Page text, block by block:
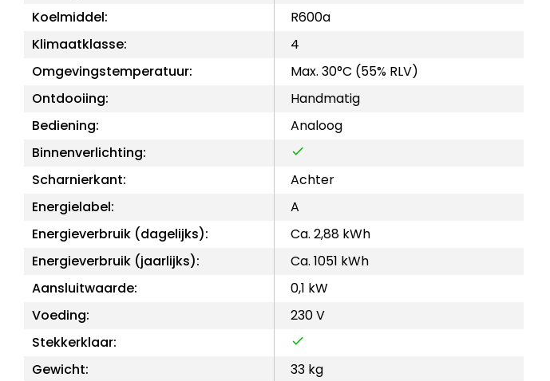
Koelmiddel:
R600a
Klimaatklasse:
4
Omgevingstemperatuur:
Max. 30°C (55% RLV)
Ontdooiing:
Handmatig
Bediening:
Analoog
Binnenverlichting:
Scharnierkant:
Achter
Energielabel:
A
Energieverbruik (dagelijks):
Ca. 2,88 kWh
Energieverbruik (jaarlijks):
Ca. 1051 kWh
Aansluitwaarde:
0,1 kW
Voeding:
230 V
Stekkerklaar:
Gewicht:
33 kg